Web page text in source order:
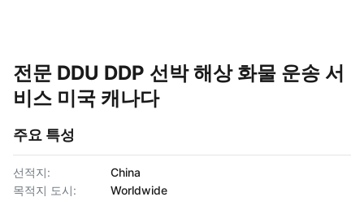
전문 DDU DDP 선박 해상 화물 운송 서
비스 미국 캐나다
주요 특성
선적지:
China
목적지 도시:
Worldwide